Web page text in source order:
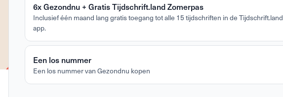
6x Gezondnu + Gratis Tijdschrift.land Zomerpas
Inclusief één maand lang gratis toegang tot alle 15 tijdschriften in de Tijdschrift.land
app.
Een los nummer
Een los nummer van Gezondnu kopen